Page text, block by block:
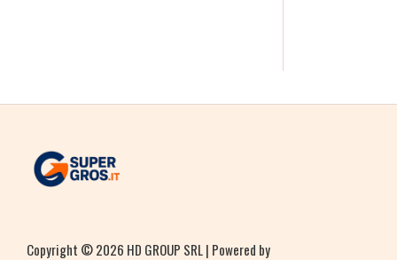
Copyright © 2026 HD GROUP SRL | Powered by